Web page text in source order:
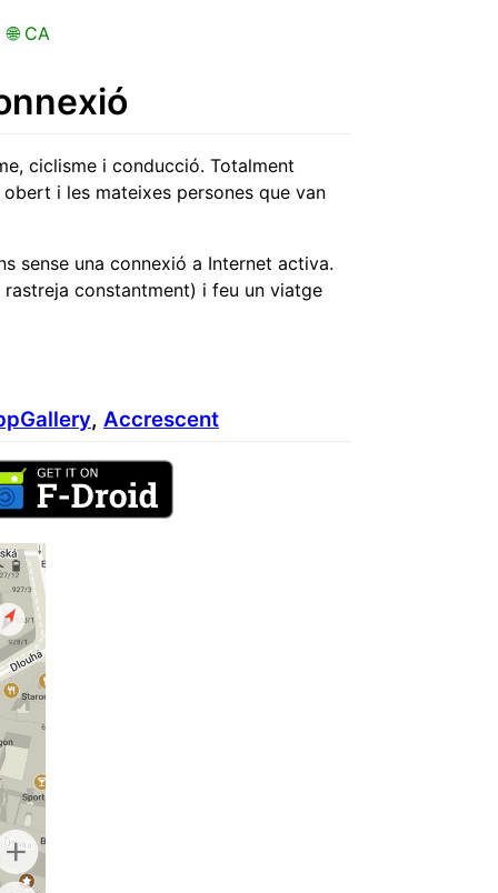
🌐 CA
ciclisme i conducció. Totalment
i les mateixes persones que van
sense una connexió a Internet activa.
rastreja constantment) i feu un viatge
, Accrescent